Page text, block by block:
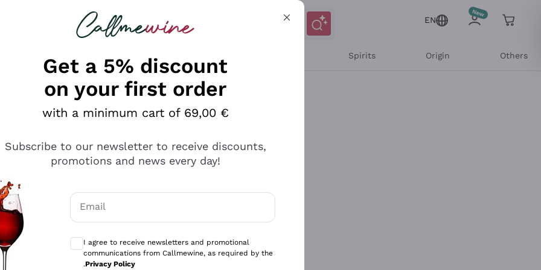
looking for
EN
Spirits Origin Others
Get a 5% discount
on your first order
with a minimum cart of 69,00 €
Subscribe to our newsletter to receive discounts,
promotions and news every day!
Email
I agree to receive newsletters and promotional
communications from Callmewine, as required by the
.Privacy Policy